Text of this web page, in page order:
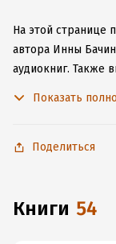
На этой странице
автора Инны
аудиокниг. Также
iOS или Android,
Показать
Поделиться
книги 54